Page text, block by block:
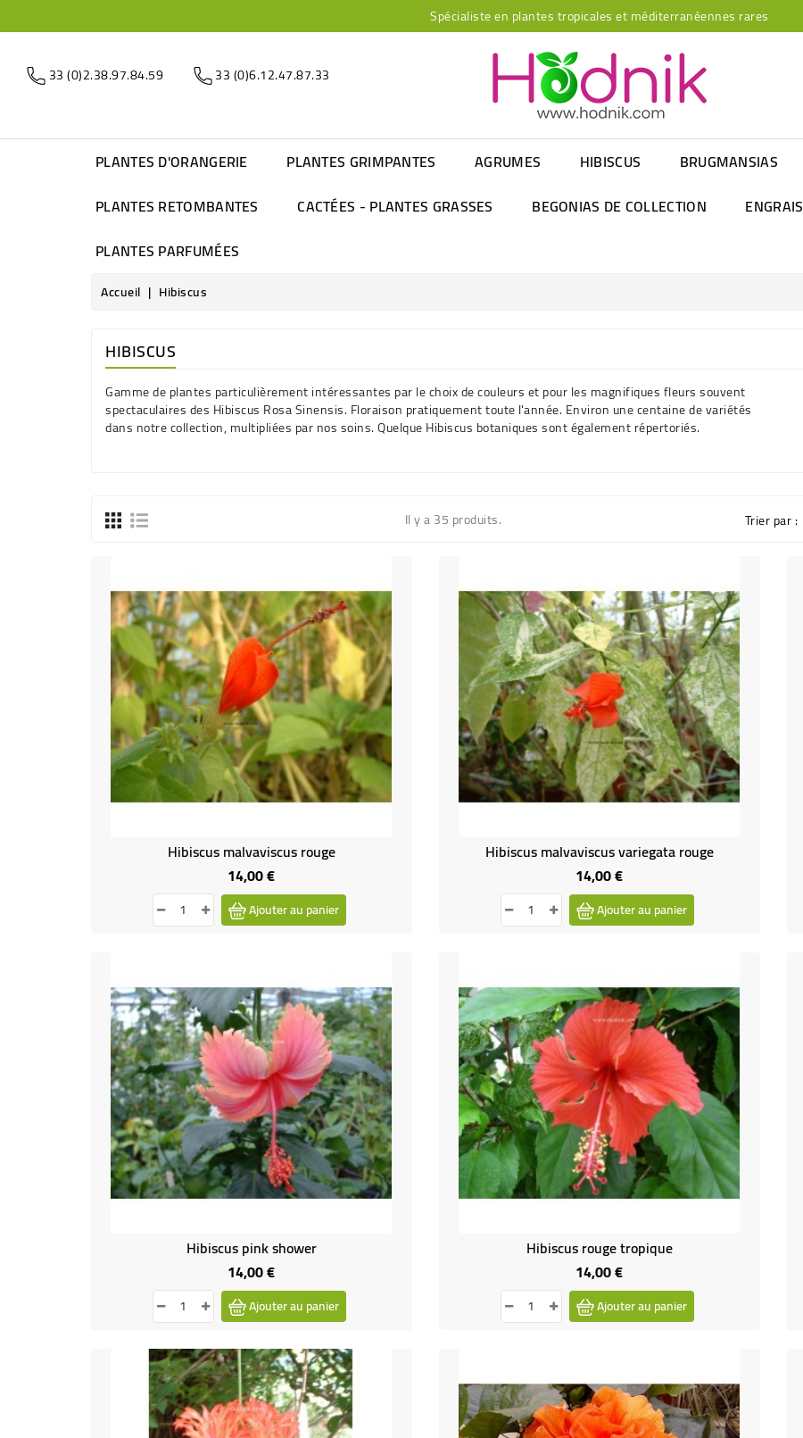
Spécialiste en plantes tropicales et méditerranéennes rares
33 (0)2.38.97.84.59 33 (0)6.12.47.87.33
PLANTES D'ORANGERIE PLANTES GRIMPANTES AGRUMES HIBISCUS BRUGMANSIAS
PLANTES RETOMBANTES
CACTÉES - PLANTES GRASSES BEGONIAS DE COLLECTION ENGRAIS
PLANTES PARFUMÉES
Accueil Hibiscus
HIBISCUS
Gamme de plantes particulièrement intéressantes par le choix de couleurs et pour les magnifiques fleurs souvent
spectaculaires des Hibiscus Rosa Sinensis. Floraison pratiquement toute l'année. Environ une centaine de variétés
dans notre collection, multipliées par nos soins. Quelque Hibiscus botaniques sont également répertoriés.
Il y a 35 produits. Trier par :
Hibiscus malvaviscus rouge
14,00 €Prix
Ajouter au panier
Hibiscus malvaviscus variegata rouge
14,00 €Prix
Ajouter au panier
Hibiscus pink shower
14,00 €Prix
Ajouter au panier
Hibiscus rouge tropique
14,00 €Prix
Ajouter au panier